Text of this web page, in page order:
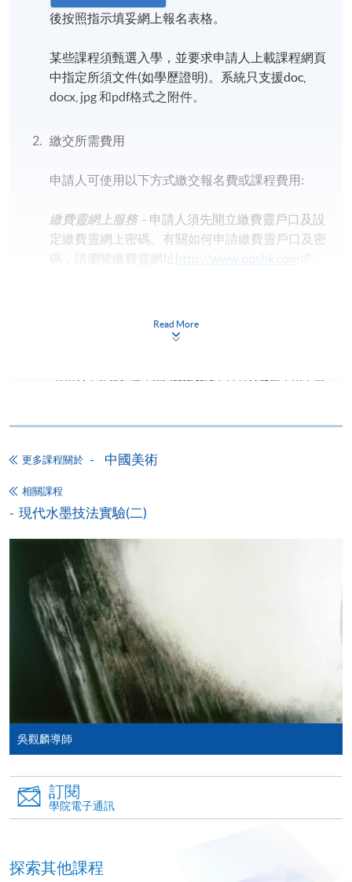
後按照指示填妥網上報名表格。
某些課程須甄選入學，並要求申請人上載課程網頁
中指定所須文件(如學歷證明)。系統只支援doc,
docx, jpg 和pdf格式之附件。
繳交所需費用
申請人可使用以下方式繳交報名費或課程費用:
繳費靈網上服務- 申請人須先開立繳費靈戶口及設
定繳費靈網上密碼。有關如何申請繳費靈戶口及密
碼，請瀏覽繳費靈網址 http://www.ppshk.com
Mastercard（包括「香港大學專業進修學院
Mastercard卡」）繳付學費。
*香港大學專業進修學院Mastercard卡 持有人如欲享用十個
如欲了解如何於網上報讀新課程及繳費，請瀏覽網上
-短期課程
個別學歷頒授課程
報讀同一學歷頒授課程內其他單元
個別課程為須報讀同一學歷頒授課程及其他單元或繳
交下期學費的學員，提供網上服務，如學員就讀的課
程設有此服務，課程負責人會通知學員有關程序。
網上支付可通過「繳費靈」(PPS) (不適用於手機)、
VISA 或 Mastercard、「微信支付」(Online WeChat
Pay) 、「支付寶」(Online Alipay) 或 「轉數快」(FPS)
繳付學費。
Read More
更多課程關於 中國美術
相關課程
現代水墨技法實驗(二)
吳觀麟導師
訂閱
學院電子通訊
探索其他課程